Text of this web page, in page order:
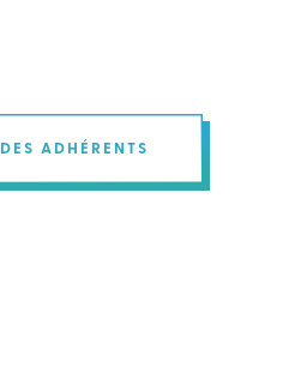
ADHÉRENTS